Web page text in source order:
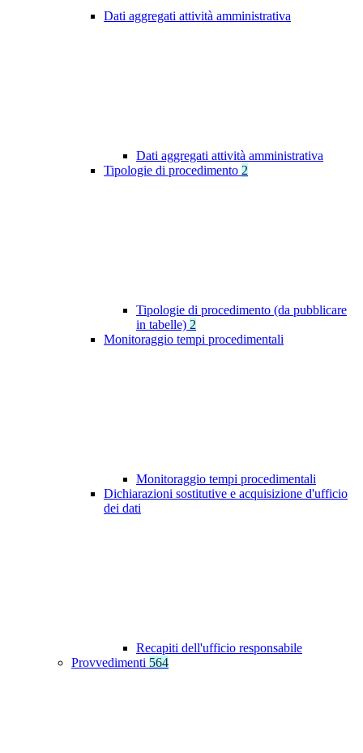
Dati aggregati attività amministrativa
Dati aggregati attività amministrativa
Tipologie di procedimento 2
Tipologie di procedimento (da pubblicare
in tabelle) 2
Monitoraggio tempi procedimentali
Monitoraggio tempi procedimentali
Dichiarazioni sostitutive e acquisizione d'ufficio
dei dati
Recapiti dell'ufficio responsabile
Provvedimenti 564